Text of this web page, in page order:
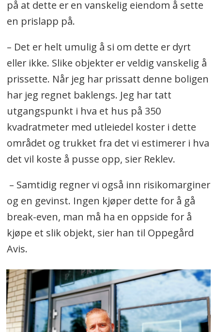
på at dette er en vanskelig eiendom å sette
en prislapp på.
– Det er helt umulig å si om dette er dyrt
eller ikke. Slike objekter er veldig vanskelig å
prissette. Når jeg har prissatt denne boligen
har jeg regnet baklengs. Jeg har tatt
utgangspunkt i hva et hus på 350
kvadratmeter med utleiedel koster i dette
området og trukket fra det vi estimerer i hva
det vil koste å pusse opp, sier Reklev.
– Samtidig regner vi også inn risikomarginer
og en gevinst. Ingen kjøper dette for å gå
break-even, man må ha en oppside for å
kjøpe et slik objekt, sier han til Oppegård
Avis.